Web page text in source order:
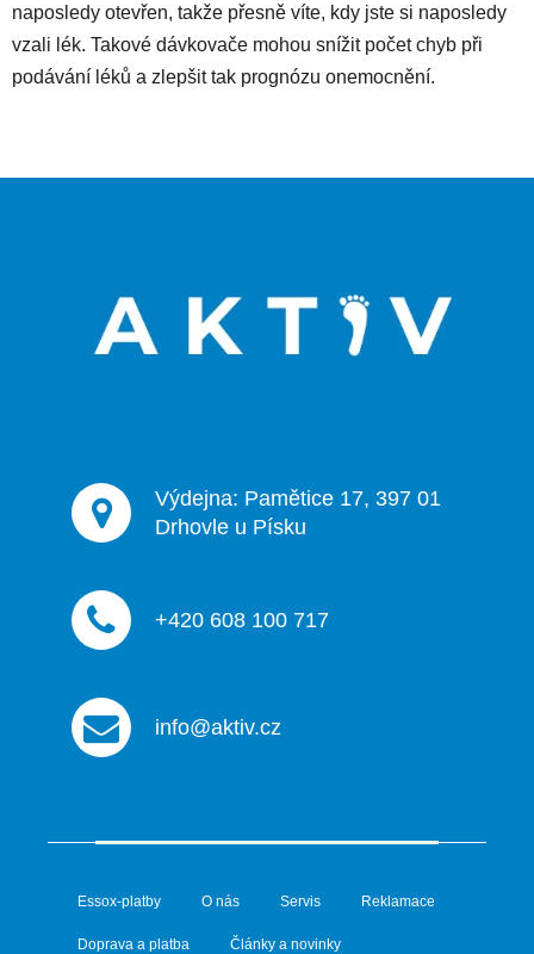
naposledy otevřen, takže přesně víte, kdy jste si naposledy
vzali lék. Takové dávkovače mohou snížit počet chyb při
podávání léků a zlepšit tak prognózu onemocnění.
Výdejna: Pamětice 17, 397 01
Drhovle u Písku
+420 608 100 717
info@aktiv.cz
Essox-platby O nás Servis Reklamace
Doprava a platba Články a novinky